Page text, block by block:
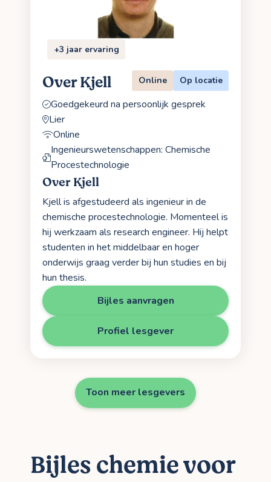
+3 jaar ervaring
Over Kjell Online Op locatie
Goedgekeurd na persoonlijk gesprek
Lier
Online
Ingenieurswetenschappen: Chemische
Procestechnologie
Over Kjell
Kjell is afgestudeerd als ingenieur in de
chemische procestechnologie. Momenteel is
hij werkzaam als research engineer. Hij helpt
studenten in het middelbaar en hoger
onderwijs graag verder bij hun studies en bij
hun thesis.
Bijles aanvragen
Profiel lesgever
Toon meer lesgevers
Bijles chemie voor